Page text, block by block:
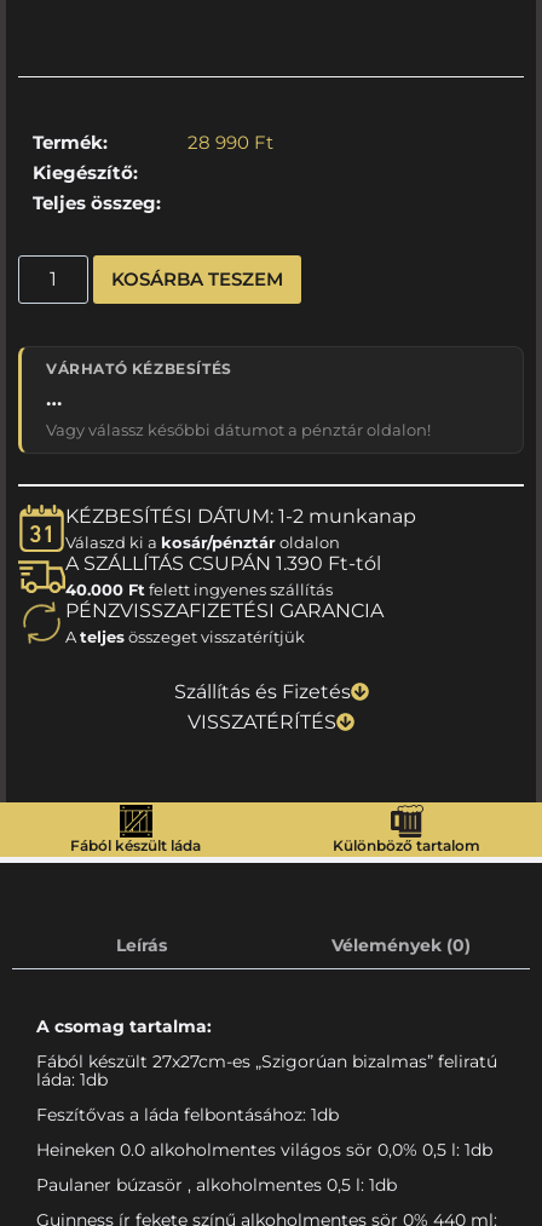
Termék: 28 990 Ft
Kiegészítő:
Teljes összeg:
KOSÁRBA TESZEM
VÁRHATÓ KÉZBESÍTÉS
…
Vagy válassz későbbi dátumot a pénztár oldalon!
KÉZBESÍTÉSI DÁTUM: 1-2 munkanap
Válaszd ki a kosár/pénztároldalon
A SZÁLLÍTÁS CSUPÁN 1.390 Ft-tól
40.000 Ftfelett ingyenes szállítás
PÉNZVISSZAFIZETÉSI GARANCIA
Ateljesösszeget visszatérítjük
Szállítás és Fizetés
VISSZATÉRÍTÉS
Fából készült láda Különböző tartalom
Leírás Vélemények (0)
A csomag tartalma:
Fából készült 27x27cm-es „Szigorúan bizalmas” feliratú
láda: 1db
Feszítővas a láda felbontásához: 1db
Heineken 0.0 alkoholmentes világos sör 0,0% 0,5 l: 1db
Paulaner búzasör , alkoholmentes 0,5 l: 1db
Guinness ír fekete színű alkoholmentes sör 0% 440 ml: